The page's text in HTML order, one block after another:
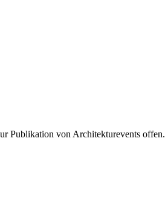
Publikation von Architekturevents offen.